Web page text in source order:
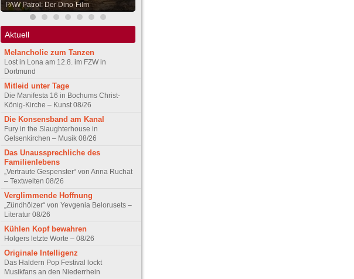
PAW Patrol: Der Dino-Film
Aktuell
Melancholie zum Tanzen
Lost in Lona am 12.8. im FZW in
Dortmund
Mitleid unter Tage
Die Manifesta 16 in Bochums Christ-
König-Kirche – Kunst 08/26
Die Konsensband am Kanal
Fury in the Slaughterhouse in
Gelsenkirchen – Musik 08/26
Das Unaussprechliche des
Familienlebens
„Vertraute Gespenster“ von Anna Ruchat
– Textwelten 08/26
Verglimmende Hoffnung
„Zündhölzer“ von Yevgenia Belorusets –
Literatur 08/26
Kühlen Kopf bewahren
Holgers letzte Worte – 08/26
Originale Intelligenz
Das Haldern Pop Festival lockt
Musikfans an den Niederrhein